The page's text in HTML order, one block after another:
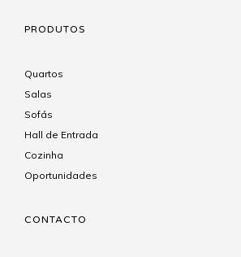
PRODUTOS
Quartos
Salas
Sofás
Hall de Entrada
Cozinha
Oportunidades
CONTACTO